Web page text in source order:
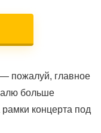
пожалуй, главное
больше
концерта под